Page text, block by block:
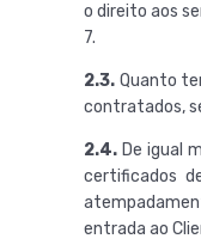
o direito aos
7.
2.3. Quanto
contratados,
2.4. De igual
certificados
entrada ao